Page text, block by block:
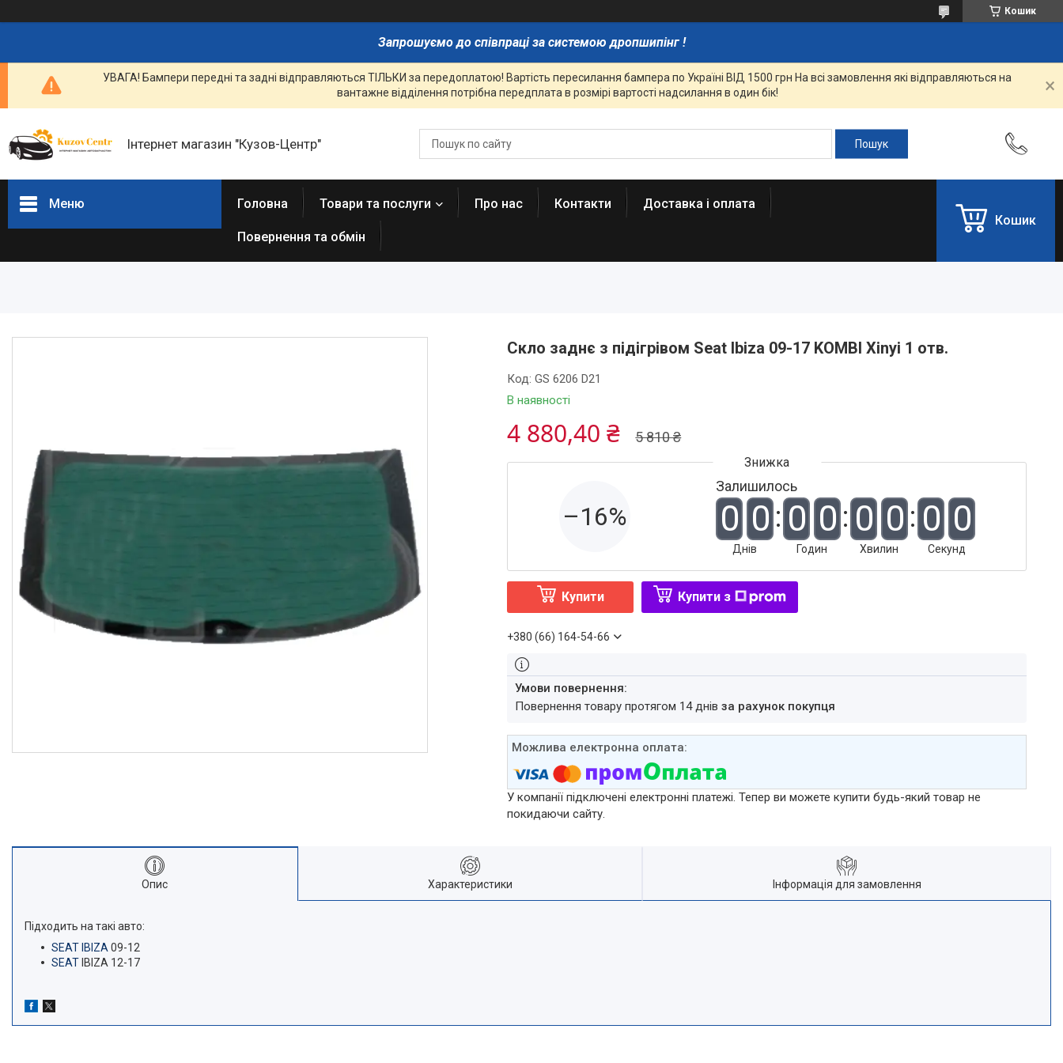
Кошик
Запрошуємо до співпраці за системою дропшипінг !
УВАГА! Бампери передні та задні відправляються ТІЛЬКИ за передоплатою! Вартість пересилання бампера по Україні ВІД 1500 грн На всі замовлення які відправляються на
вантажне відділення потрібна передплата в розмірі вартості надсилання в один бік!
Інтернет магазин "Кузов-Центр"
Меню Головна Товари та послуги Про нас Контакти Доставка і оплата
Повернення та обмін
Кошик
Скло заднє з підігрівом Seat Ibiza 09-17 KOMBI Xinyi 1 отв.
В наявності
Код:GS 6206 D21
5 810 ₴
4 880,40 ₴
–16%
Залишилось
0 0
Днів
0 0
Годин
0 0
Хвилин
0 0
Секунд
Купити Купити з
+380 (66) 164-54-66
повернення товару протягом 14 днівза рахунок покупця
У компанії підключені електронні платежі. Тепер ви можете купити будь-який товар не
покидаючи сайту.
Опис Характеристики Інформація для замовлення
Підходить на такі авто:
SEAT IBIZA 09-12
SEAT IBIZA 12-17